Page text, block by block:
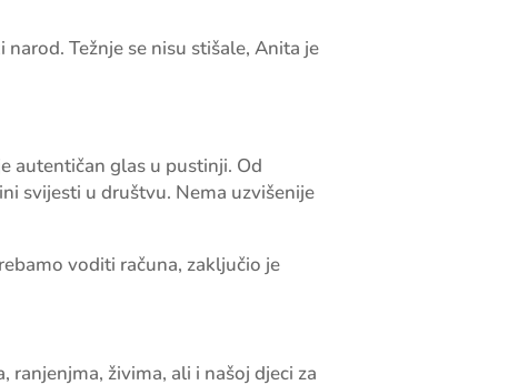
Težnje se nisu stišale, Anita je
autentičan glas u pustinji. Od
svijesti u društvu. Nema uzvišenije
voditi računa, zaključio je
živima, ali i našoj djeci za